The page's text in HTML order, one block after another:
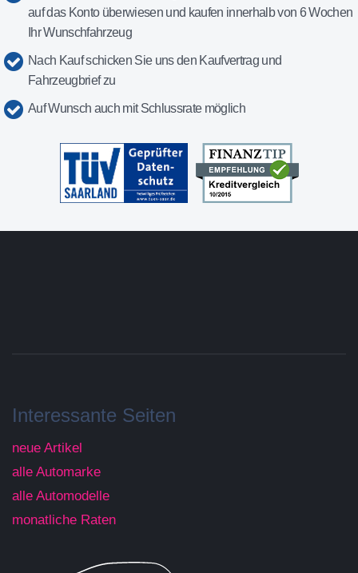
auf das Konto überwiesen und kaufen innerhalb von 6 Wochen
Ihr Wunschfahrzeug
Nach Kauf schicken Sie uns den Kaufvertrag und
Fahrzeugbrief zu
Auf Wunsch auch mit Schlussrate möglich
Interessante Seiten
neue Artikel
alle Automarke
alle Automodelle
monatliche Raten